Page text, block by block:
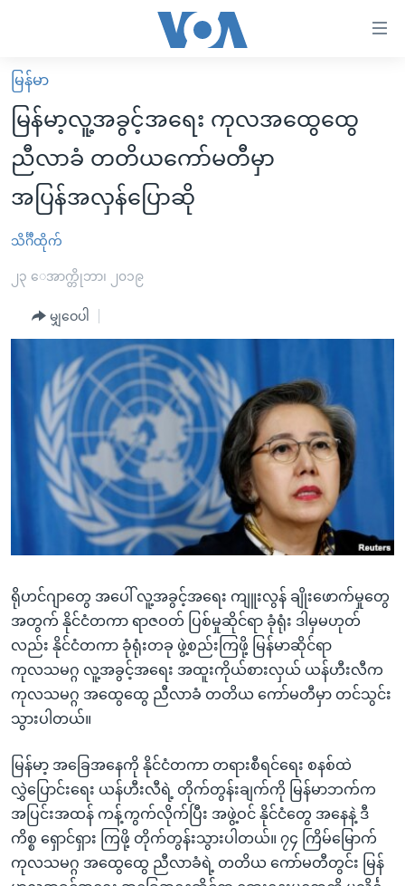
လွယ်ကူ
စေ
သည့်
Link
များ
ပင်မ
သို့
ကျော်
ကြည့်
စာမျက်နှာ
ရန်
ရန်
နေရာ
သို့
ကျော်
ရန်
မူလစာမျက်နှာ
မြန်မာ
ကမ္ဘာ့သတင်းများ
နိုင်ငံတကာ
အစ္စရေး-ပါလက်စတိုင်း
ဗွီဒီယို
အင်္ဂလိပ်စာလေ့လာမယ်
အမေရိကန်သုံးအီဒီယံ
မကြေးမုံရဲ့ အင်္ဂလိပ်စာ
ရုပ်ရှင်ထဲက အင်္ဂလိပ်စာ
သုတပဒေသာ အင်္ဂလိပ်စာ
အပတ်စဉ်ကဏ္ဍများ
တီဗွီ
ရေဒီယိုနှင့်ရုပ်သံ အချက်အလက်များ
ရေဒီယို/တီဗွီအစီအစဉ်
Learning English
ဗွီအိုအေ လူမှုကွန်ယက်များ
မြန်မာ
မြန်မာ့လူ့အခွင့်အရေး ကုလအထွေထွေ
ညီလာခံ တတိယကော်မတီမှာ
အပြန်အလှန်ပြောဆို
သိင်္ဂီထိုက်
၂၃ ေအာက္တိုဘာ၊ ၂၀၁၉
မျှဝေပါ
ရိုဟင်ဂျာတွေ အပေါ် လူ့အခွင့်အရေး ကျူးလွန် ချိုးဖောက်မှုတွေ
အတွက် နိုင်ငံတကာ ရာဇဝတ် ပြစ်မှုဆိုင်ရာ ခုံရုံး ဒါမှမဟုတ်
လည်း နိုင်ငံတကာ ခုံရုံးတခု ဖွဲ့စည်းကြဖို့ မြန်မာဆိုင်ရာ
ကုလသမဂ္ဂ လူ့အခွင့်အရေး အထူးကိုယ်စားလှယ် ယန်ဟီးလီက
ကုလသမဂ္ဂ အထွေထွေ ညီလာခံ တတိယ ကော်မတီမှာ တင်သွင်း
သွားပါတယ်။
မြန်မာ့ အခြေအနေကို နိုင်ငံတကာ တရားစီရင်ရေး စနစ်ထဲ
လွှဲပြောင်းရေး ယန်ဟီးလီရဲ့ တိုက်တွန်းချက်ကို မြန်မာဘက်က
အပြင်းအထန် ကန့်ကွက်လိုက်ပြီး အဖွဲ့ဝင် နိုင်ငံတွေ အနေနဲ့ ဒီ
ကိစ္စ ရှောင်ရှား ကြဖို့ တိုက်တွန်းသွားပါတယ်။ ၇၄ ကြိမ်မြောက်
ကုလသမဂ္ဂ အထွေထွေ ညီလာခံရဲ့ တတိယ ကော်မတီတွင်း မြန်